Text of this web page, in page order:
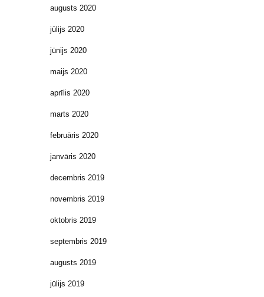
augusts 2020
jūlijs 2020
jūnijs 2020
maijs 2020
aprīlis 2020
marts 2020
februāris 2020
janvāris 2020
decembris 2019
novembris 2019
oktobris 2019
septembris 2019
augusts 2019
jūlijs 2019